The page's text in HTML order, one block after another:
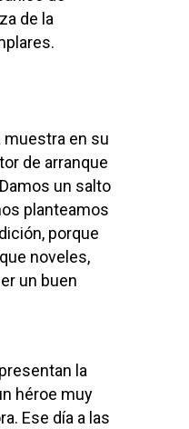
de la
muestra en su
de arranque
un salto
planteamos
porque
noveles,
un buen
la
héroe muy
Ese día a las